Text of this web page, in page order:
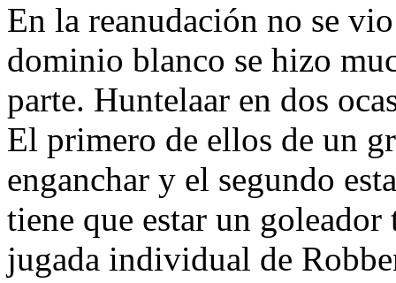
En la reanudación no se
dominio blanco se hizo
parte. Huntelaar en dos
El primero de ellos de un
enganchar y el segundo
tiene que estar un
jugada individual de